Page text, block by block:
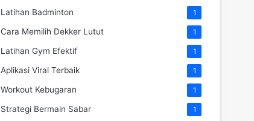
Latihan Badminton 1
Cara Memilih Dekker Lutut 1
Latihan Gym Efektif 1
Aplikasi Viral Terbaik 1
Workout Kebugaran 1
Strategi Bermain Sabar 1